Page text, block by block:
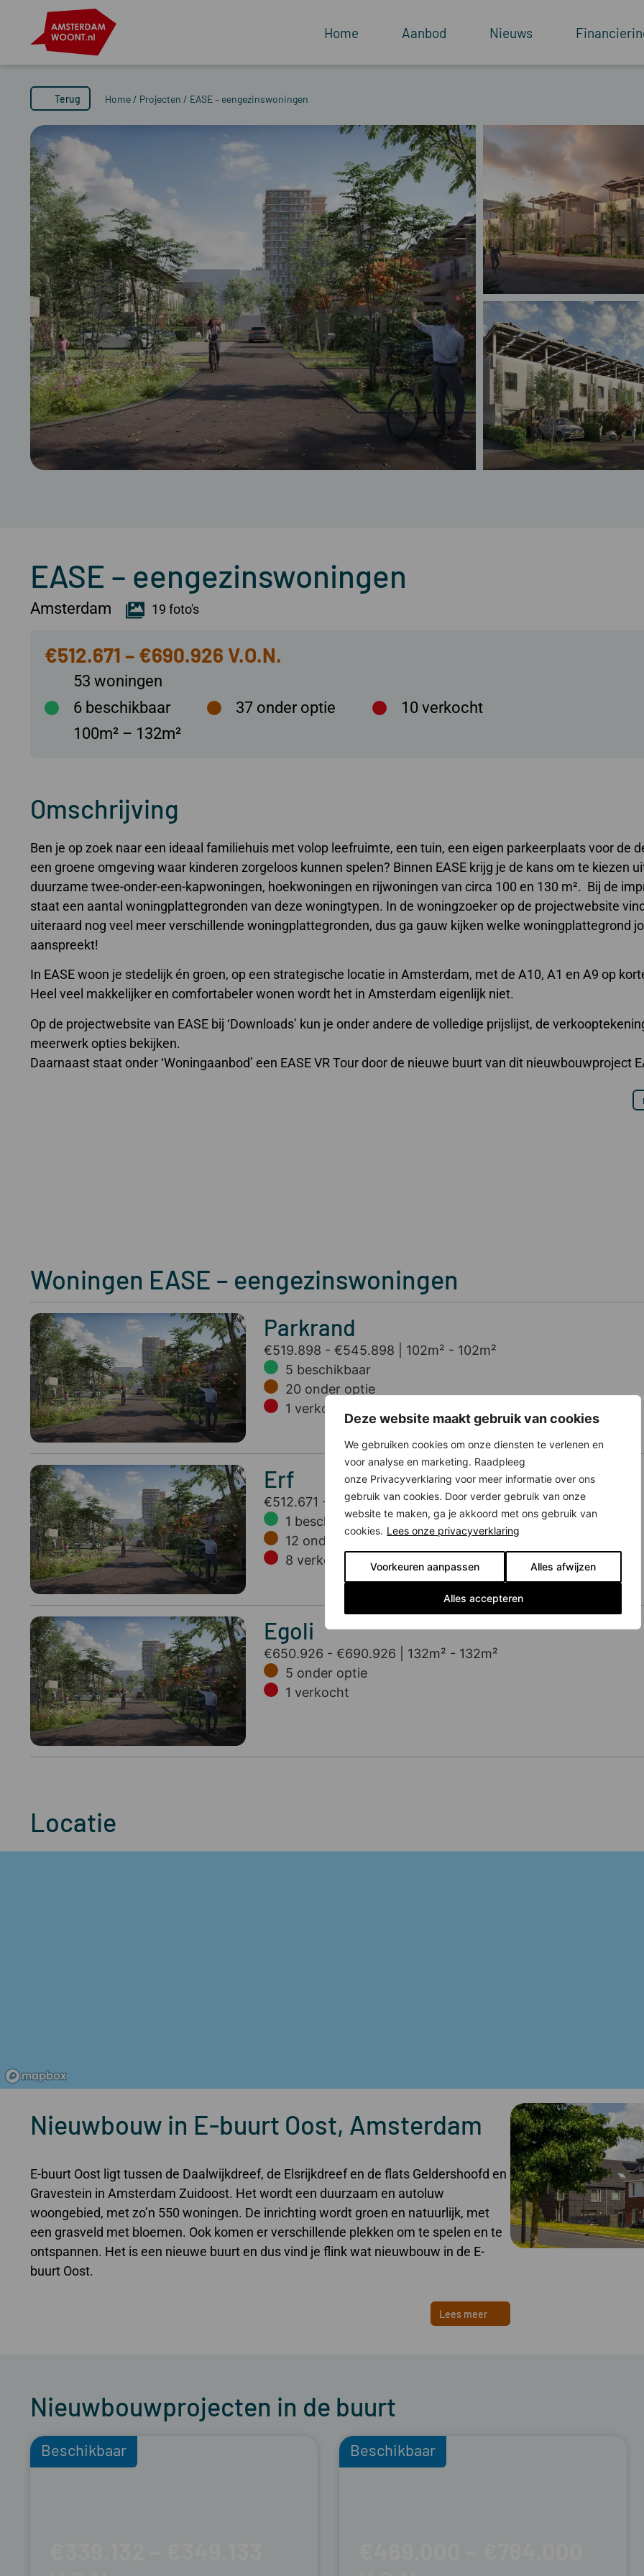
Deze website maakt gebruik van cookies
We gebruiken cookies om onze diensten te verlenen en
voor analyse en marketing. Raadpleeg
onze Privacyverklaring voor meer informatie over ons
gebruik van cookies. Door verder gebruik van onze
website te maken, ga je akkoord met ons gebruik van
cookies. Lees onze privacyverklaring
Voorkeuren aanpassen Alles afwijzen
Alles accepteren
Home Aanbod Nieuws
Terug Home / Projecten / EASE – eengezinswoningen
EASE – eengezinswoningen
Amsterdam 19 foto's
€512.671 – €690.926
53 woningen
6 beschikbaar 37 onder optie 10 verkocht
100m² – 132m²
Omschrijving
Ben je op zoek naar een ideaal familiehuis met volop leefruimte, een tuin, een eigen parkeerplaats voor de
een groene omgeving waar kinderen zorgeloos kunnen spelen? Binnen EASE krijg je de kans om te kiezen
duurzame twee-onder-een-kapwoningen, hoekwoningen en rijwoningen van circa 100 en 130 m². Bij de
staat een aantal woningplattegronden van deze woningtypen. In de woningzoeker op de projectwebsite
uiteraard nog veel meer verschillende woningplattegronden, dus ga gauw kijken welke woningplattegrond
aanspreekt!
In EASE woon je stedelijk én groen, op een strategische locatie in Amsterdam, met de A10, A1 en A9 op
Heel veel makkelijker en comfortabeler wonen wordt het in Amsterdam eigenlijk niet.
Op de projectwebsite van EASE bij ‘Downloads’ kun je onder andere de volledige prijslijst, de
meerwerk opties bekijken.
Daarnaast staat onder ‘Woningaanbod’ een EASE VR Tour door de nieuwe buurt van dit nieuwbouwproject
Woningen EASE – eengezinswoningen
Parkrand
€519.898 - €545.898
102m² - 102m²
5 beschikbaar
20 onder optie
1 verkocht
Erf
€512.671 - €557.671
100m² - 100m²
1 beschikbaar
12 onder optie
8 verkocht
Egoli
€650.926 - €690.926
132m² - 132m²
5 onder optie
1 verkocht
Locatie
Nieuwbouw in E-buurt Oost, Amsterdam
E-buurt Oost ligt tussen de Daalwijkdreef, de Elsrijkdreef en de flats Geldershoofd en
Gravestein in Amsterdam Zuidoost. Het wordt een duurzaam en autoluw
woongebied, met zo’n 550 woningen. De inrichting wordt groen en natuurlijk, met
een grasveld met bloemen. Ook komen er verschillende plekken om te spelen en te
ontspannen. Het is een nieuwe buurt en dus vind je flink wat nieuwbouw in de E-
buurt Oost.
Lees meer
Nieuwbouwprojecten in de buurt
Beschikbaar Beschikbaar